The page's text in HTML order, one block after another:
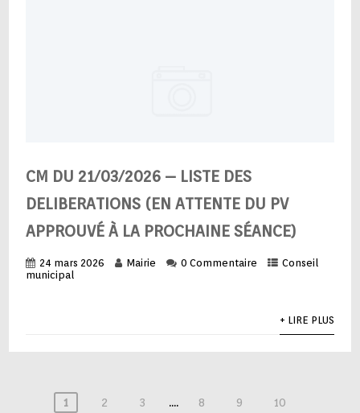
CM DU 21/03/2026 – LISTE DES
DELIBERATIONS (EN ATTENTE DU PV
APPROUVÉ À LA PROCHAINE SÉANCE)
24 mars 2026 Mairie 0 Commentaire
Conseil
municipal
+ LIRE PLUS
1 2 3 .... 8 9 10